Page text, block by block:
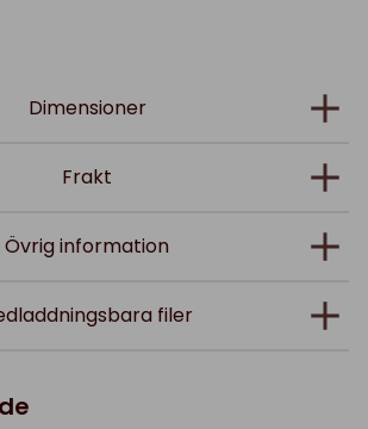
Dimensioner
Frakt
Övrig information
filer